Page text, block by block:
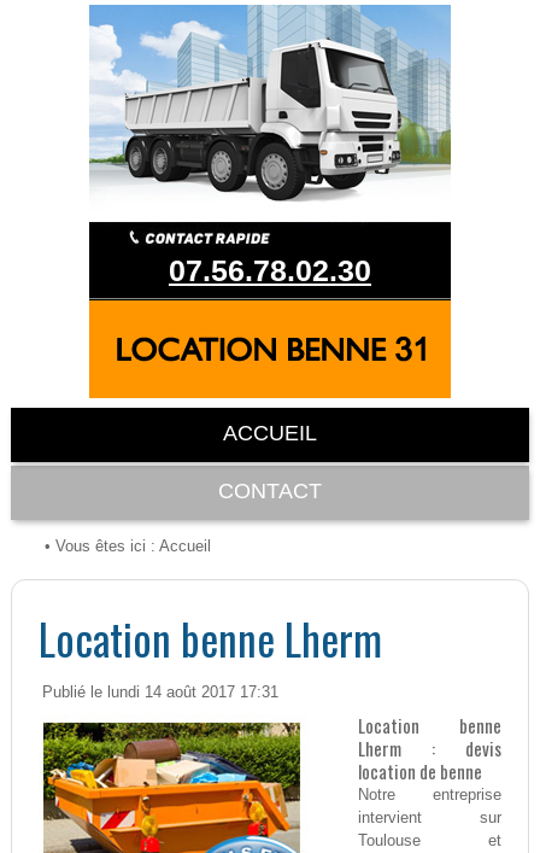
07.56.78.02.30
ACCUEIL
CONTACT
• Vous êtes ici : Accueil
Location benne Lherm
Publié le lundi 14 août 2017 17:31
Location benne
Lherm : devis
location de benne
Notre entreprise
intervient sur
Toulouse et